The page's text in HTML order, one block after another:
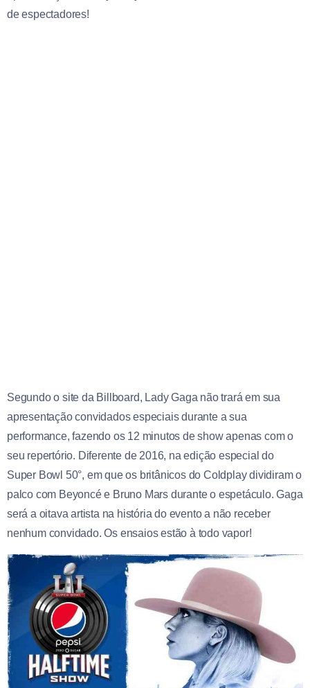
de espectadores!
Segundo o site da Billboard, Lady Gaga não trará em sua
apresentação convidados especiais durante a sua
performance, fazendo os 12 minutos de show apenas com o
seu repertório. Diferente de 2016, na edição especial do
Super Bowl 50°, em que os britânicos do Coldplay dividiram o
palco com Beyoncé e Bruno Mars durante o espetáculo. Gaga
será a oitava artista na história do evento a não receber
nenhum convidado. Os ensaios estão à todo vapor!